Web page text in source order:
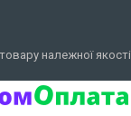
належної якості